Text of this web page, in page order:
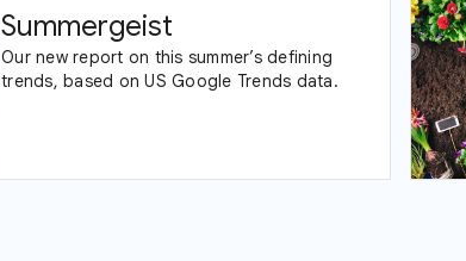
Summergeist
Our new report on this summer’s defining
trends, based on US Google Trends data.